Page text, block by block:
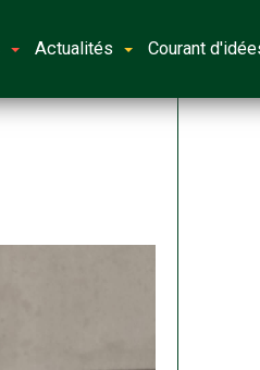
Actualités Courant